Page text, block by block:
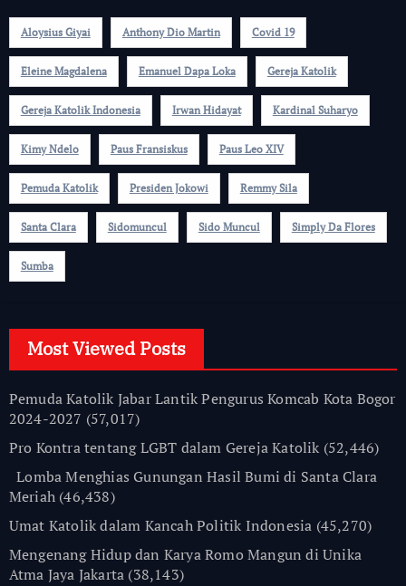
Aloysius Giyai Anthony Dio Martin Covid 19
Eleine Magdalena Emanuel Dapa Loka Gereja Katolik
Gereja Katolik Indonesia Irwan Hidayat Kardinal Suharyo
Kimy Ndelo Paus Fransiskus Paus Leo XIV
Pemuda Katolik Presiden Jokowi Remmy Sila
Santa Clara Sidomuncul Sido Muncul Simply Da Flores
Sumba
Most Viewed Posts
Pemuda Katolik Jabar Lantik Pengurus Komcab Kota Bogor
2024-2027 (57,017)
Pro Kontra tentang LGBT dalam Gereja Katolik (52,446)
Lomba Menghias Gunungan Hasil Bumi di Santa Clara
Meriah (46,438)
Umat Katolik dalam Kancah Politik Indonesia (45,270)
Mengenang Hidup dan Karya Romo Mangun di Unika
Atma Jaya Jakarta (38,143)